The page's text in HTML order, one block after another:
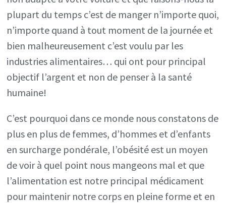
plupart du temps c’est de manger n’importe quoi,
n’importe quand à tout moment de la journée et
bien malheureusement c’est voulu par les
industries alimentaires… qui ont pour principal
objectif l’argent et non de penser à la santé
humaine!
C’est pourquoi dans ce monde nous constatons de
plus en plus de femmes, d’hommes et d’enfants
en surcharge pondérale, l’obésité est un moyen
de voir à quel point nous mangeons mal et que
l’alimentation est notre principal médicament
pour maintenir notre corps en pleine forme et en